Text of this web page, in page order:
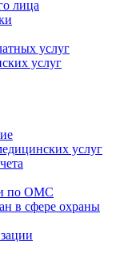
лица
услуг
услуг
услуг
по ОМС
в сфере охраны